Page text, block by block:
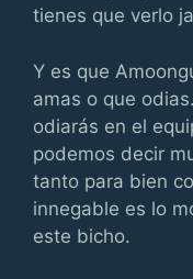
tienes que verlo
Y es que
amas o que
odiarás en el
podemos decir
tanto para bien
innegable es lo
este bicho.